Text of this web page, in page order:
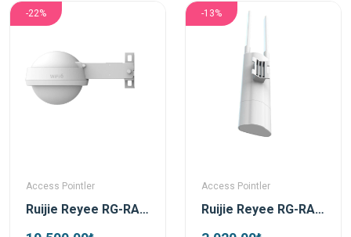
-22%
Access Pointler
Ruijie Reyee RG-RAP6262 AX3000 2.97 Ghz Wifi 6 Dış Ortam Access Point
-13%
Access Pointler
Ruijie Reyee RG-RAP52-OD Dış Ortam 1300 Mbps Dualband Wifi Access Point